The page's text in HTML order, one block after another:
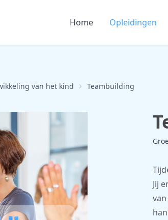
Home Opleidingen
van het kind Teambuilding
Jij